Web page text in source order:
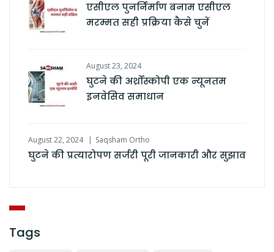
एसीएल पुनर्निर्माण बनाम एसीएल
मरम्मत सही प्रक्रिया कैसे चुनें
August 23, 2024
घुटने की अर्थ्रोस्कोपी एक न्यूनतम
इनवेसिव समाधान
August 22, 2024 Saqsham Ortho
घुटने की प्रत्यारोपण सर्जरी पूरी जानकारी और सुझाव
Tags